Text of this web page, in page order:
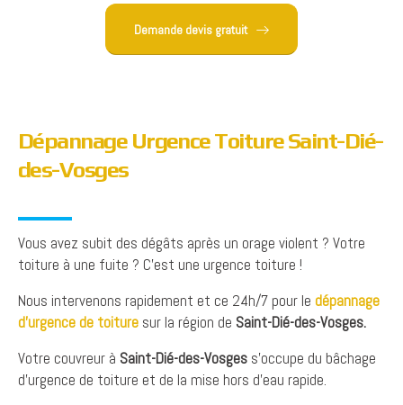
Demande devis gratuit
Dépannage Urgence Toiture Saint-Dié-
des-Vosges
Vous avez subit des dégâts après un orage violent ? Votre
toiture à une fuite ? C’est une urgence toiture !
Nous intervenons rapidement et ce 24h/7 pour le dépannage
d’urgence de toiture sur la région de Saint-Dié-des-Vosges.
Votre couvreur à Saint-Dié-des-Vosges s’occupe du bâchage
d’urgence de toiture et de la mise hors d’eau rapide.